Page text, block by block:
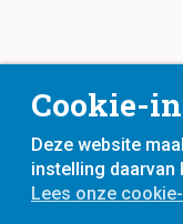
Cookie-
Deze website
instelling daarvan
Lees onze